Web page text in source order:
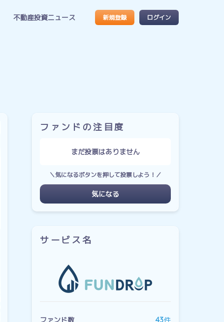
不動産投資ニュース 新規登録 ログイン
ファンドの注目度
まだ投票はありません
＼気になるボタンを押して投票しよう！／
気になる
サービス名
ファンド数 43件